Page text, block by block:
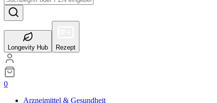
Longevity Hub Rezept
0
Arzneimittel & Gesundheit